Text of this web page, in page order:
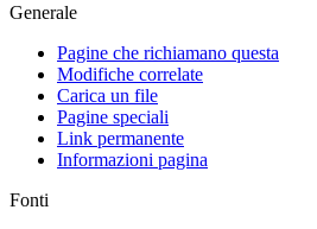
Generale
Pagine che richiamano questa
Modifiche correlate
Carica un file
Pagine speciali
Link permanente
Informazioni pagina
Fonti